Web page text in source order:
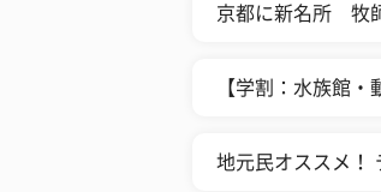
京都に新名所 牧
【学割：水族館
地元民オススメ！